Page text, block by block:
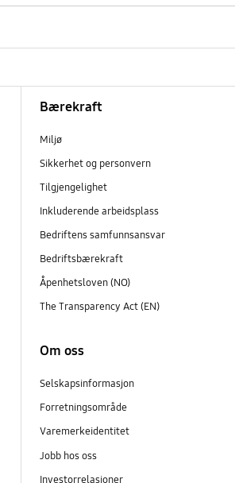
Bærekraft
Miljø
Sikkerhet og personvern
Tilgjengelighet
Inkluderende arbeidsplass
Bedriftens samfunnsansvar
Bedriftsbærekraft
Åpenhetsloven (NO)
The Transparency Act (EN)
Om oss
Selskapsinformasjon
Forretningsområde
Varemerkeidentitet
Jobb hos oss
Investorrelasjoner